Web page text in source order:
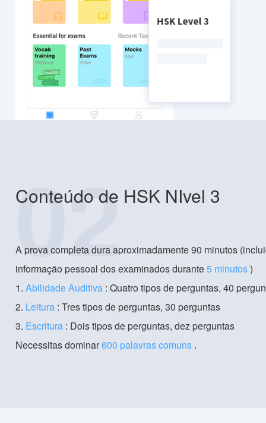
02
Conteúdo de HSK NIvel 3
A prova completa dura aproximadamente 90 minutos
informação pessoal dos examinados durante5 minutos)
1. Abilidade Auditiva : Quatro tipos de perguntas, 40
2. Leitura : Tres tipos de perguntas, 30 perguntas
3. Escritura : Dois tipos de perguntas, dez perguntas
Necessitas dominar600 palavras comuns .